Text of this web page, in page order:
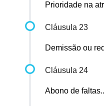
Prioridade na
Cláusula 23
Demissão ou
Cláusula 24
Abono de